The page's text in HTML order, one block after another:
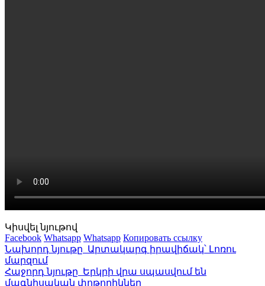
Կիսվել նյութով
Facebook Whatsapp Whatsapp Копировать ссылку
Նախորդ նյութը Արտակարգ իրավիճակ՝ Լոռու
մարզում
Հաջորդ նյութը Երկրի վրա սպասվում են
մագնիսական փոթորիկներ